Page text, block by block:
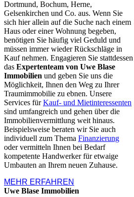
Dortmund, Bochum, Herne,
Gelsenkirchen und Co. aus. Wenn Sie
sich hier allein auf die Suche nach einem
Haus oder einer Wohnung begeben,
benötigen Sie häufig viel Geduld und
müssen immer wieder Rückschläge in
Kauf nehmen. Engagieren Sie stattdessen
das Expertenteam von Uwe Blase
Immobilien und geben Sie uns die
Möglichkeit, Ihnen den Weg zu Ihrer
Traumimmobilie zu ebnen. Unsere
Services fürKauf- und Mietinteressenten
sind umfangreich und gehen über die
Immobilienvermittlung weit hinaus.
Beispielsweise beraten wir Sie auch
individuell zum Thema Finanzierung
oder vermitteln Ihnen bei Bedarf
kompetente Handwerker für etwaige
Umbauten an Ihrem neuen Zuhause.
MEHR ERFAHREN
Uwe Blase Immobilien